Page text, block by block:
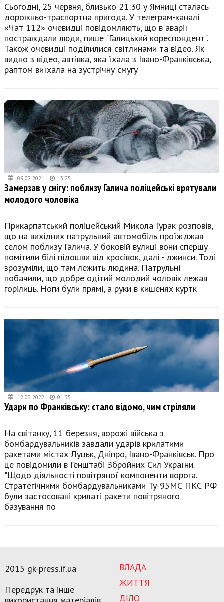
Сьогодні, 25 червня, близько 21:30 у Ямниці сталась
дорожньо-траспортна пригода. У телеграм-каналі
«Чат 112» очевидці повідомляють, що в аварії
постраждали люди, пише "Галицький кореспондент".
Також очевидці поділилися світлинами та відео. Як
видно з відео, автівка, яка їхала з Івано-Франківська,
раптом виїхала на зустрічну смугу
09.02.2021 13:25
Замерзав у снігу: поблизу Галича поліцейські врятували
молодого чоловіка
Прикарпатський поліцейський Микола Гурак розповів,
що на вихідних патрульний автомобіль проїжджав
селом поблизу Галича. У боковій вулиці вони спершу
помітили білі підошви від кросівок, далі - джинси. Тоді
зрозуміли, що там лежить людина. Патрульні
побачили, що добре одітий молодий чоловік лежав
горілиць. Ноги були прямі, а руки в кишенях куртк
12.03.2022 01:35
Удари по Франківську: стало відомо, чим стріляли
На світанку, 11 березня, ворожі війська з
бомбардувальників завдали ударів крилатими
ракетами містах Луцьк, Дніпро, Івано-Франківськ. Про
це повідомили в Генштабі Збройних Сил України.
"Щодо діяльності повітряної компоненти ворога.
Стратегічними бомбардувальниками Ту-95МС ПКС РФ
були застосовані крилаті ракети повітряного
базування по
ВЛАДА
ЖИТТЯ
ДІЛО
2015 gk-press.if.ua
Передрук та інше